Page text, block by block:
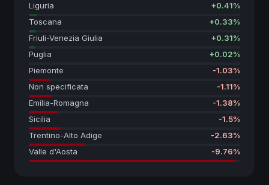
Liguria
+0.41%
Toscana
+0.33%
Friuli-Venezia Giulia
+0.31%
Puglia
+0.02%
Piemonte
-1.03%
Non specificata
-1.11%
Emilia-Romagna
-1.38%
Sicilia
-1.5%
Trentino-Alto Adige
-2.63%
Valle d'Aosta
-9.76%